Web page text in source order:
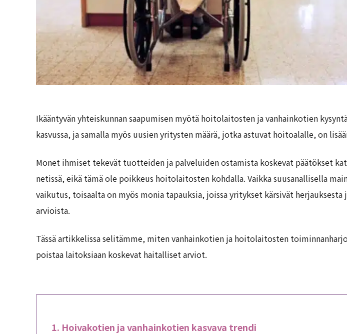
Ikääntyvän yhteiskunnan saapumisen myötä hoitolaitosten ja vanhainkotien
kasvussa, ja samalla myös uusien yritysten määrä, jotka astuvat hoitoalalle, on
Monet ihmiset tekevät tuotteiden ja palveluiden ostamista koskevat päätökset
netissä, eikä tämä ole poikkeus hoitolaitosten kohdalla. Vaikka suusanallisella
vaikutus, toisaalta on myös monia tapauksia, joissa yritykset kärsivät herjauksesta
arvioista.
Tässä artikkelissa selitämme, miten vanhainkotien ja hoitolaitosten
poistaa laitoksiaan koskevat haitalliset arviot.
Hoivakotien ja vanhainkotien kasvava trendi